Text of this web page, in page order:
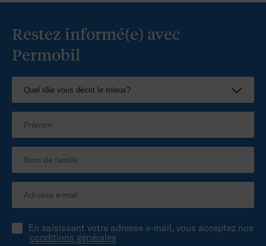
Restez informé(e) avec
Permobil
En saisissant votre adresse e-mail, vous acceptez nos
conditions générales